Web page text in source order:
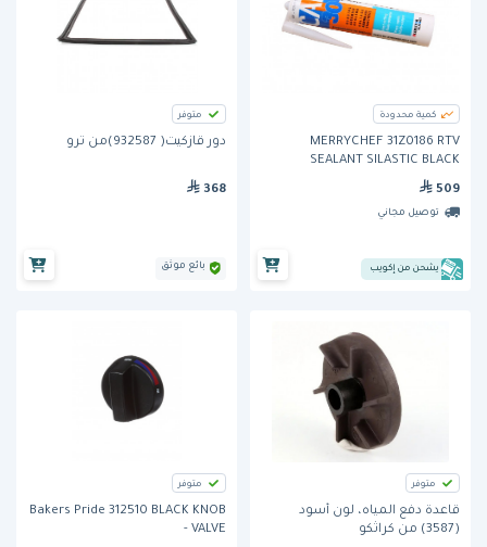
كمية محدودة
MERRYCHEF 31Z0186 RTV
SEALANT SILASTIC BLACK
509
توصيل مجاني
يشحن من إكويب
متوفر
دور قازكيت( 932587)من ترو
368
بائع موثق
متوفر
قاعدة دفع المياه، لون أسود
(3587) من كراثكو
متوفر
Bakers Pride 312510 BLACK KNOB
- VALVE